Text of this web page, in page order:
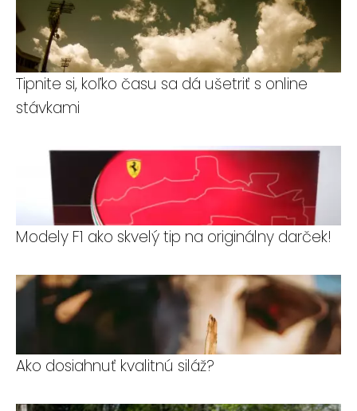
Tipnite si, koľko času sa dá ušetriť s online
stávkami
Modely F1 ako skvelý tip na originálny darček!
Ako dosiahnuť kvalitnú siláž?